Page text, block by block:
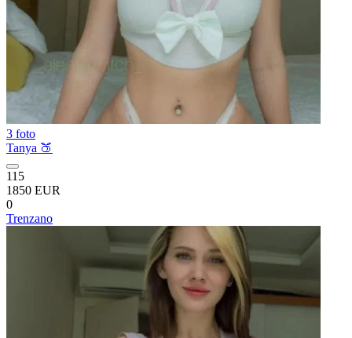
3 foto
Tanya 🍑
115
1850 EUR
0
Trenzano